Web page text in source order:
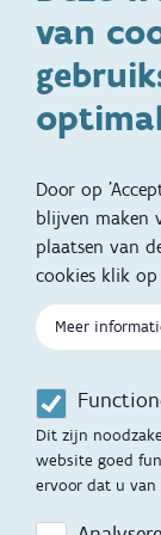
van
Door op
blijven maken
plaatsen van
cookies klik
Meer
Dit zijn
website goed
ervoor dat u van
Specifieke
Zwangerschap en
Slapen
Voet
Kind en Gezin
Aanbod tijdens de
zwangerschap
Kinderopvang